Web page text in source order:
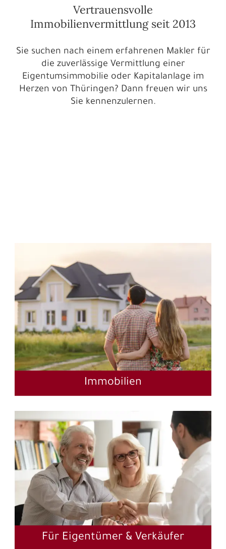
Vertrauensvolle
Immobilienvermittlung seit 2013
Sie suchen nach einem erfahrenen Makler für
die zuverlässige Vermittlung einer
Eigentumsimmobilie oder Kapitalanlage im
Herzen von Thüringen? Dann freuen wir uns
Sie kennenzulernen.
Immobilien
Für Eigentümer & Verkäufer